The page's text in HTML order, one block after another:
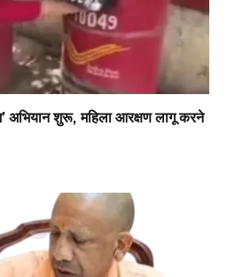
अभियान शुरू, महिला आरक्षण लागू करने